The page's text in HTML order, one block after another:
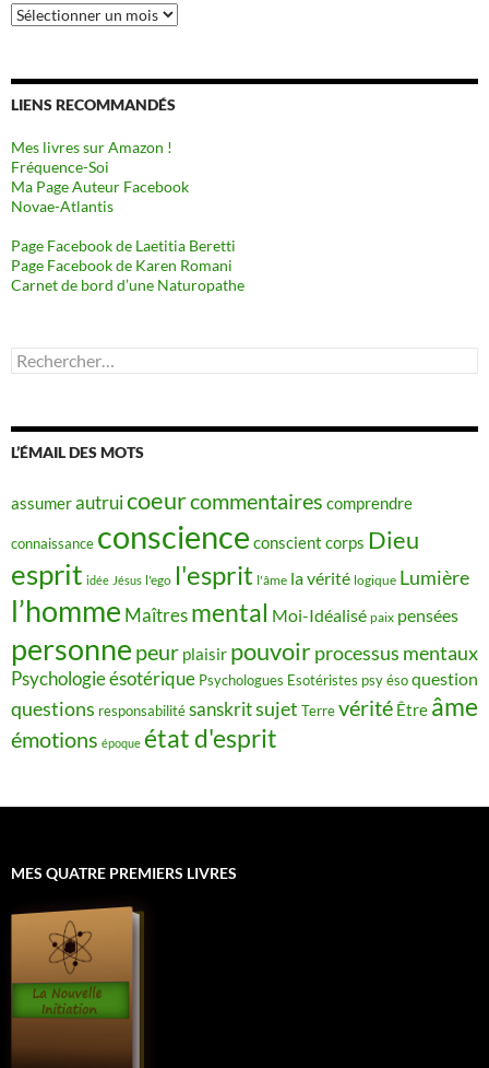
Archives
LIENS RECOMMANDÉS
Mes livres sur Amazon !
Fréquence-Soi
Ma Page Auteur Facebook
Novae-Atlantis
Page Facebook de Laetitia Beretti
Page Facebook de Karen Romani
Carnet de bord d’une Naturopathe
Rechercher :
L’ÉMAIL DES MOTS
assumerautruicoeurcommentaires comprendre
connaissance conscience conscient corps Dieu
esprit idée Jésus l'ego l'esprit l'âme la vérité logique Lumière
l’homme Maîtres mental Moi-Idéalisé paix pensées
personne peur plaisir pouvoirprocessus mentaux
Psychologie ésotérique Psychologues Esotéristes psy ésoquestion
questions responsabilitésanskritsujet Terrevérité Être âme
émotions époque état d'esprit
MES QUATRE PREMIERS LIVRES